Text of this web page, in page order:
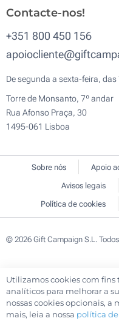
Contacte-nos!
+351 800 450 156
De segunda a sexta-feira,
Torre de Monsanto, 7º andar
Rua Afonso Praça, 30
1495-061 Lisboa
Sobre nós Apoio
Avisos legais
Política de cookies
© 2026 Gift Campaign S.L.
Utilizamos cookies com fins
analíticos para melhorar a
nossas cookies opcionais, a
mais, leia a nossa política